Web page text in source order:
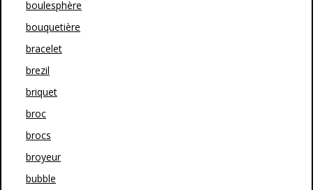
boulesphère
bouquetière
bracelet
brezil
briquet
broc
brocs
broyeur
bubble